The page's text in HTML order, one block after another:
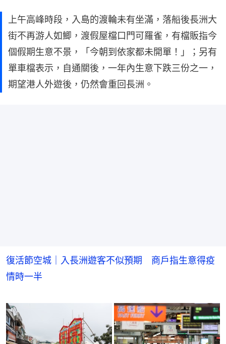
上午高峰時段，入島的渡輪未有坐滿，落船後長洲大
街不再游人如鯽，渡假屋檔口門可羅雀，有檔販指今
個假期生意不景，「今朝到依家都未開單！」；另有
單車檔表示，自通關後，一年內生意下跌三份之一，
期望港人外遊後，仍然會重回長洲。
復活節空城｜入長洲遊客不似預期 商戶指生意得疫
情時一半